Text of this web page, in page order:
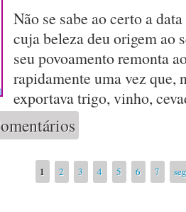
Não se sabe ao certo a
cuja beleza deu origem ao
seu povoamento remonta
rapidamente uma vez
exportava trigo, vinho,
IPR Graciosa
1 2 3 4 5 6 7